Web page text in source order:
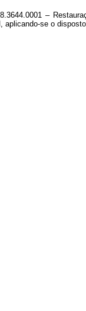
–
aplicando-se o